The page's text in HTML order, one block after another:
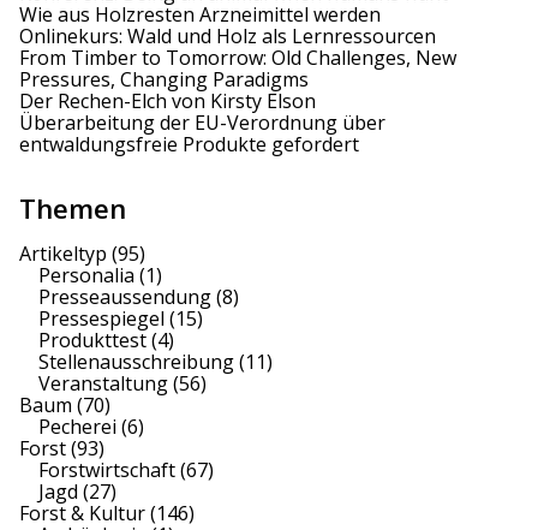
o
n
Wie aus Holzresten Arzneimittel werden
Onlinekurs: Wald und Holz als Lernressourcen
From Timber to Tomorrow: Old Challenges, New
Pressures, Changing Paradigms
Der Rechen-Elch von Kirsty Elson
Überarbeitung der EU-Verordnung über
entwaldungsfreie Produkte gefordert
Themen
Artikeltyp (95)
Personalia (1)
Presseaussendung(8)
Pressespiegel (15)
Produkttest(4)
Stellenausschreibung(11)
Veranstaltung(56)
Baum (70)
Pecherei (6)
Forst(93)
Forstwirtschaft(67)
Jagd (27)
Forst & Kultur(146)